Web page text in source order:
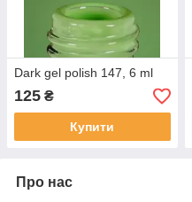
Dark gel polish 147, 6 ml
125 ₴
Купити
Про нас